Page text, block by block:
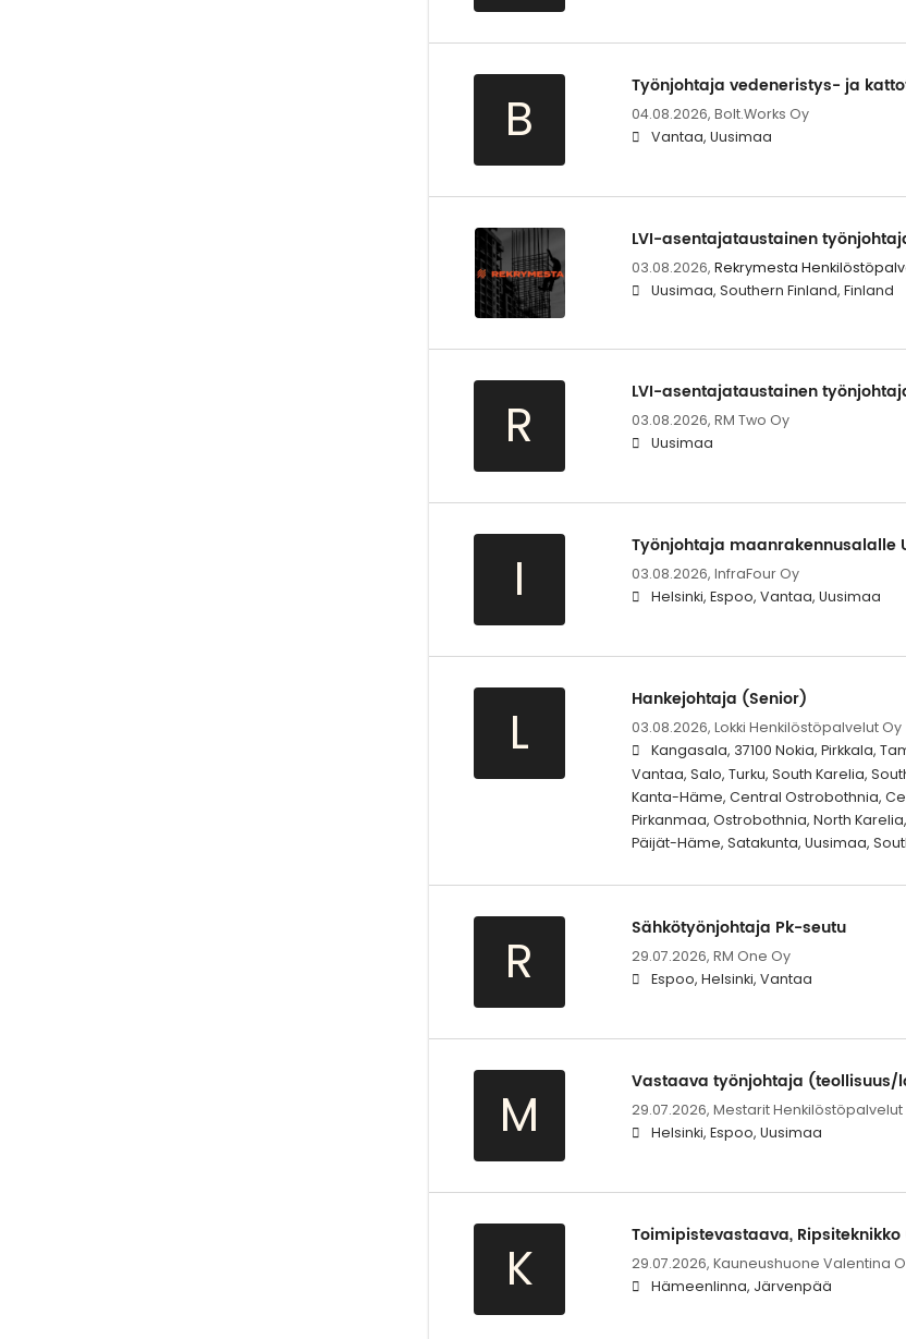
B
Työnjohtaja vedeneristys- ja
04.08.2026, Bolt.Works Oy
Vantaa, Uusimaa
LVI-asentajataustainen
03.08.2026, Rekrymesta
Uusimaa, Southern Finland, Finland
R
LVI-asentajataustainen
03.08.2026, RM Two Oy
Uusimaa
I
Työnjohtaja maanrakennusalalle
03.08.2026, InfraFour Oy
Helsinki, Espoo, Vantaa, Uusimaa
L
Hankejohtaja (Senior)
03.08.2026, Lokki Henkilöstöpalvelut Oy
Kangasala, 37100 Nokia, Pirkkala,
Vantaa, Salo, Turku, South Karelia,
Kanta-Häme, Central Ostrobothnia,
Pirkanmaa, Ostrobothnia, North
Päijät-Häme, Satakunta, Uusimaa,
R
Sähkötyönjohtaja Pk-seutu
29.07.2026, RM One Oy
Espoo, Helsinki, Vantaa
M
Vastaava työnjohtaja (teollisuus/
29.07.2026, Mestarit Henkilöstöpalvelut
Helsinki, Espoo, Uusimaa
K
Toimipistevastaava,
29.07.2026, Kauneushuone Valentina
Hämeenlinna, Järvenpää